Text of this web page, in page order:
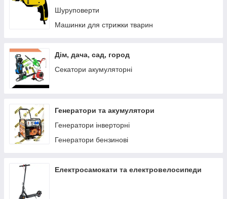
Шуруповерти
Машинки для стрижки тварин
Дім, дача, сад, город
Секатори акумуляторні
Генератори та акумулятори
Генератори інверторні
Генератори бензинові
Електросамокати та електровелосипеди